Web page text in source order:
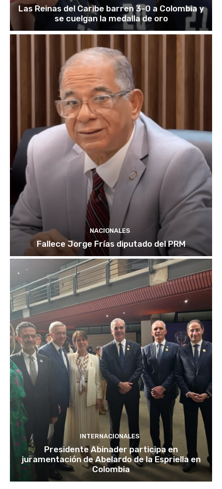
Las Reinas del Caribe barren 3-0 a Colombia y
se cuelgan la medalla de oro
NACIONALES
Fallece Jorge Frías diputado del PRM
INTERNACIONALES
Presidente Abinader participa en
juramentación de Abelardo de la Espriella en
Colombia